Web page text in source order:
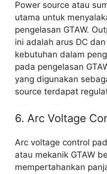
Power source atau
utama untuk
pengelasan GTAW.
ini adalah arus DC
kebutuhan dalam
pada pengelasan
yang digunakan
source terdapat
6. Arc Voltage
Arc voltage control
atau mekanik GTAW
mempertahankan